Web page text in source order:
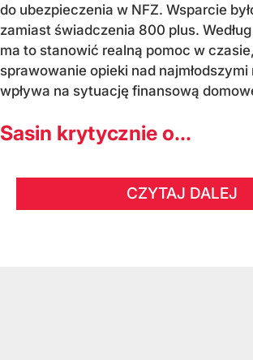
do ubezpieczenia w NFZ. Wsparcie
zamiast świadczenia 800 plus.
ma to stanowić realną pomoc w
sprawowanie opieki nad
wpływa na sytuację finansową
Sasin krytycznie o...
CZYTAJ DALEJ